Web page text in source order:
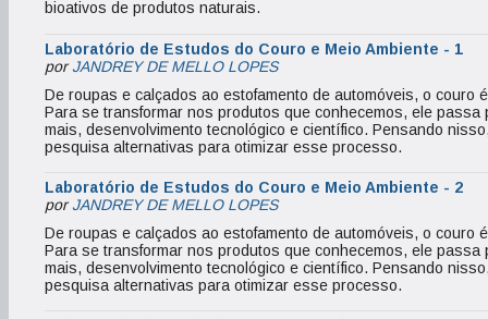
bioativos de produtos naturais.
Laboratório de Estudos do Couro e Meio Ambiente - 1
porJANDREY DE MELLO LOPES
De roupas e calçados ao estofamento de automóveis, o couro
Para se transformar nos produtos que conhecemos, ele
mais, desenvolvimento tecnológico e científico. Pensando
pesquisa alternativas para otimizar esse processo.
Laboratório de Estudos do Couro e Meio Ambiente - 2
porJANDREY DE MELLO LOPES
De roupas e calçados ao estofamento de automóveis, o couro
Para se transformar nos produtos que conhecemos, ele
mais, desenvolvimento tecnológico e científico. Pensando
pesquisa alternativas para otimizar esse processo.